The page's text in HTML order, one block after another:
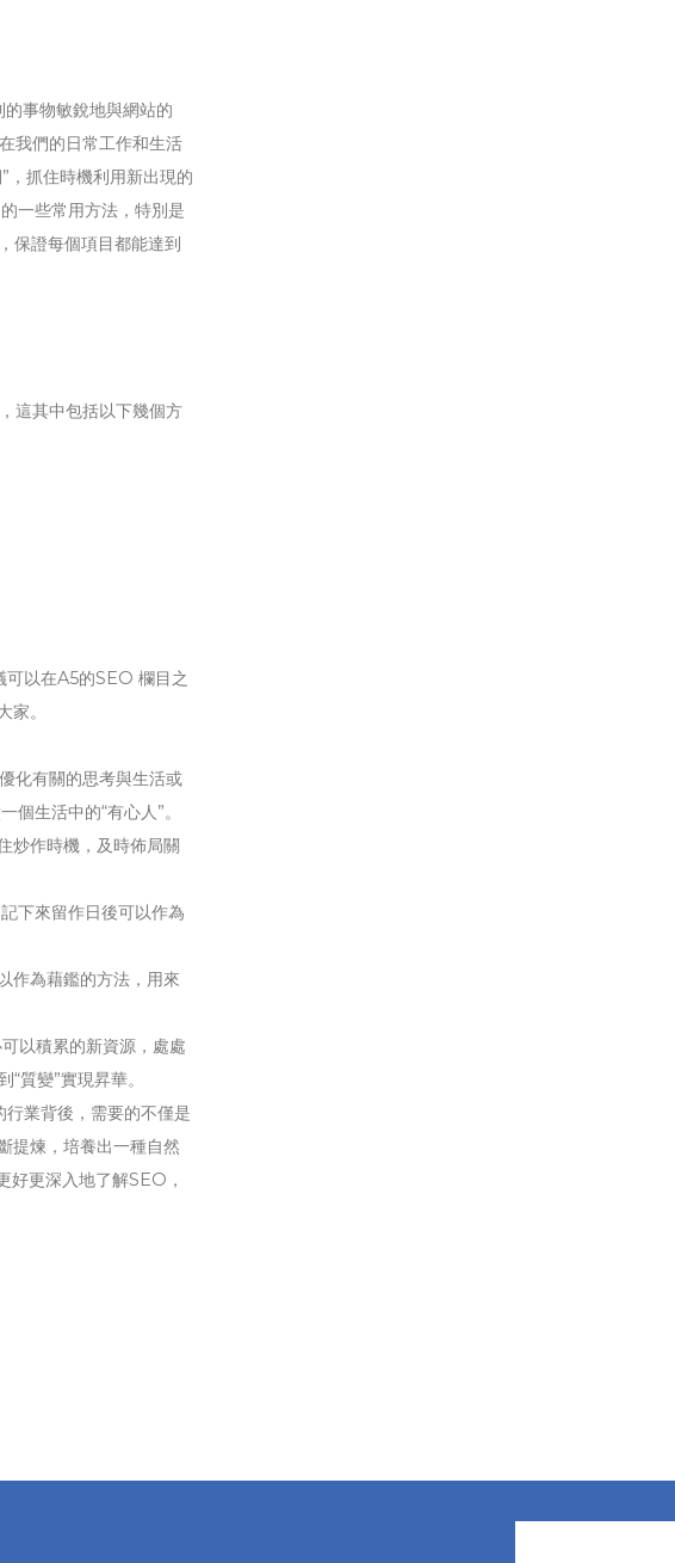
事物敏銳地與網站的
我們的日常工作​​和生活
，抓住時機利用新出現的
一些常用方法，特別是
保證每個項目都能達到
這其中包括以下幾個方
以在A5的SEO 欄目之
。
化有關的思考與生活或
生活中的“有心人”。
炒作時機，及時佈局關
下來留作日後可以作為
作為藉鑑的方法，用來
以積累的新資源，處處
質變”實現昇華。
業背後，需要的不僅是
提煉，培養出一種自然
好更深入地了解SEO，